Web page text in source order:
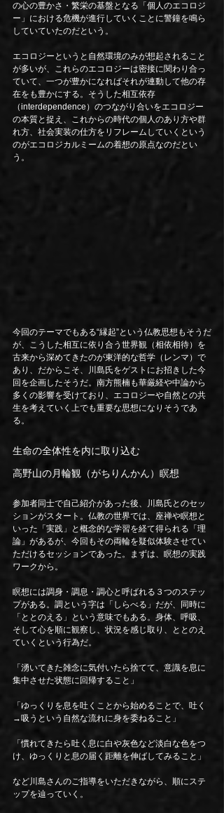
の心の豊かさ・繁栄の基盤となる「個人のエコロジ
ー」における危機が進行していくことに警鐘を鳴ら
していていたのだという。
エコロジーというと自然環境のみが想起されること
が多いが、これらのエコロジーは密接に関わり合っ
ていて、一つが豊かになればそれが連動して他の存
在をも豊かにする。そうした相互依存
（interdependence）のつながり合いをエコロジー
の本質と捉え、これからの時代の個人のあり方や群
れ方、社会実装の仕方をリフレームしていくという
のがエコロジカルミームの着想の原点なのだとい
う。
今回のテーマでもある“縁起”という仏教思想もそうだ
が、こうした相互に依り合う世界観（相依相待）を
古来から深めてきたのが東洋的な哲学（レンマ）で
あり、だからこそ、川島氏をゲストにお招きした今
回を企画したそうだ。南方熊楠も華厳経や中論から
多くの影響を受けており、エコロジーや自然との共
生を考えていく上でも重要な思想になりそうであ
る。
生命の全体性を内に取り込む
高野山の月輪観（がちりんかん）瞑想
参加者同士で自己紹介があった後、川島氏とのセッ
ションがスタート。仏教の世界では、座禅や瞑想と
いった「実践」と概念的な学習を経て得られる「理
論」があるが、今回もその両輪を疑似体験させてい
ただけるセッションであった。まずは、瞑想の実践
ワークから。
瞑想には調身・調息・調心と呼ばれる３つのステッ
プがある。調という字は「しらべる」だが、同時に
「ととのえる」という意味でもある。身体、呼吸、
そして心を順に観察し、状況を感じ取り、ととのえ
ていくという行為だ。
「湧いてきた雑念に気付いたら捨てて、意識を息に
集中させた状態に回帰すること」
「ゆっくりを息を吐くことから始めることで、吐く
→吸うという自然な流れに身を委ねること」
「慣れてきたら吐く息に白や灰色など淡白な色をつ
け、ゆっくりと息の届く距離を伸ばしてみること」
など川島さんのご指導をいただきながら、順にステ
ップを辿っていく。